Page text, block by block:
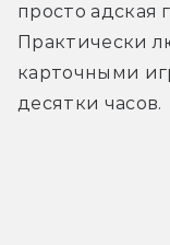
просто адская
Практически
карточными
десятки часов.